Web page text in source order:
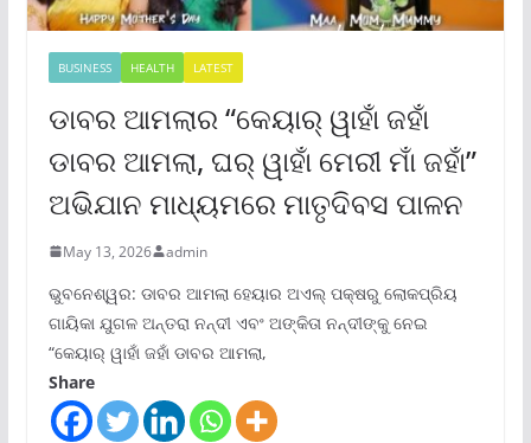
BUSINESS HEALTH LATEST
ଡାବର ଆମଲାର “କେୟାର୍ ୱାହାଁ ଜହାଁ
ଡାବର ଆମଲା, ଘର୍ ୱାହାଁ ମେରୀ ମାଁ ଜହାଁ”
ଅଭିଯାନ ମାଧ୍ୟମରେ ମାତୃଦିବସ ପାଳନ
May 13, 2026 admin
ଭୁବନେଶ୍ୱର: ଡାବର ଆମଲା ହେୟାର ଅଏଲ୍ ପକ୍ଷରୁ ଲୋକପ୍ରିୟ
ଗାୟିକା ଯୁଗଳ ଅନ୍ତରା ନନ୍ଦୀ ଏବଂ ଅଙ୍କିତା ନନ୍ଦୀଙ୍କୁ ନେଇ
“କେୟାର୍ ୱାହାଁ ଜହାଁ ଡାବର ଆମଲା,
Share